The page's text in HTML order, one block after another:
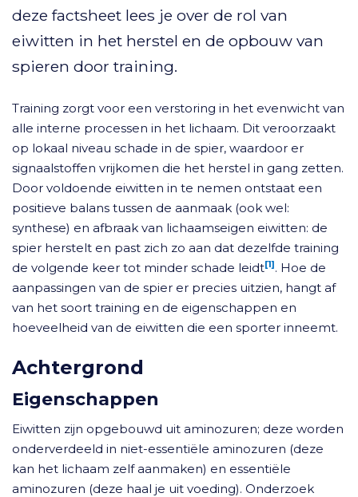
deze factsheet lees je over de rol van
eiwitten in het herstel en de opbouw van
spieren door training.
Training zorgt voor een verstoring in het evenwicht van
alle interne processen in het lichaam. Dit veroorzaakt
op lokaal niveau schade in de spier, waardoor er
signaalstoffen vrijkomen die het herstel in gang zetten.
Door voldoende eiwitten in te nemen ontstaat een
positieve balans tussen de aanmaak (ook wel:
synthese) en afbraak van lichaamseigen eiwitten: de
spier herstelt en past zich zo aan dat dezelfde training
de volgende keer tot minder schade leidt[1]. Hoe de
aanpassingen van de spier er precies uitzien, hangt af
van het soort training en de eigenschappen en
hoeveelheid van de eiwitten die een sporter inneemt.
Achtergrond
Eigenschappen
Eiwitten zijn opgebouwd uit aminozuren; deze worden
onderverdeeld in niet-essentiële aminozuren (deze
kan het lichaam zelf aanmaken) en essentiële
aminozuren (deze haal je uit voeding). Onderzoek